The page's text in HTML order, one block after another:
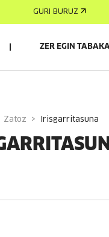
GURI BURUZ
ZER EGIN
Zatoz irisgarritasuna